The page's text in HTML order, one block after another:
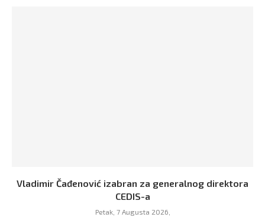
Vladimir Čađenović izabran za generalnog direktora
CEDIS-a
Petak, 7 Augusta 2026,